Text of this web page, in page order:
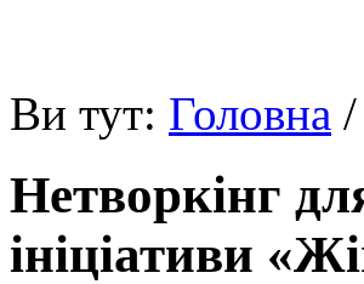
Ви тут: Головна /
Нетворкінг
ініціативи